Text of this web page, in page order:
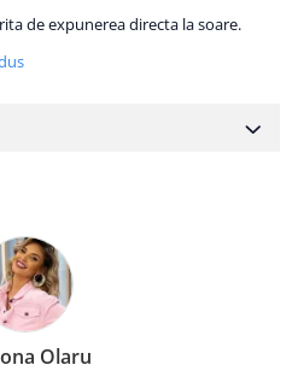
de expunerea directa la soare.
Olaru